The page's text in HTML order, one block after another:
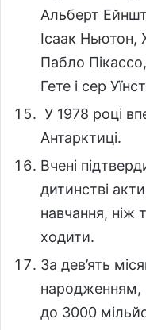
Альберт
Ісаак
Пабло
Гете і сер
У 1978 році
Антарктиці.
Вчені
дитинстві
навчання, ніж
ходити.
За дев’ять
народженням,
до 3000